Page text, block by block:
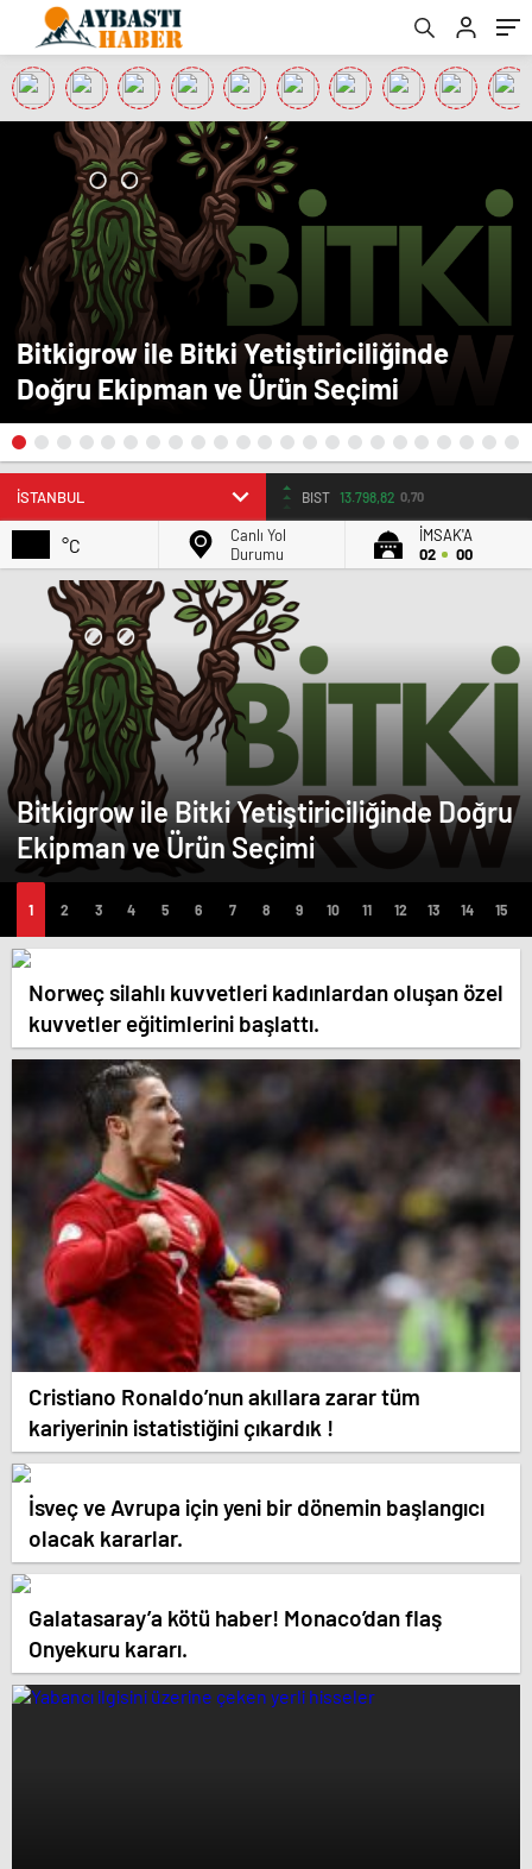
Bitkigrow ile Bitki Yetiştiriciliğinde
Doğru Ekipman ve Ürün Seçimi
BIST 13.798,82 0,70
°C
Canlı Yol
Durumu
İMSAK'A
02
00
Bitkigrow ile Bitki Yetiştiriciliğinde Doğru
Ekipman ve Ürün Seçimi
Norweç silahlı kuvvetleri kadınlardan oluşan özel
kuvvetler eğitimlerini başlattı.
Cristiano Ronaldo’nun akıllara zarar tüm
kariyerinin istatistiğini çıkardık !
İsveç ve Avrupa için yeni bir dönemin başlangıcı
olacak kararlar.
Galatasaray’a kötü haber! Monaco’dan flaş
Onyekuru kararı.